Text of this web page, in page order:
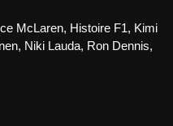
McLaren, Histoire F1, Kimi
, Niki Lauda, Ron Dennis,